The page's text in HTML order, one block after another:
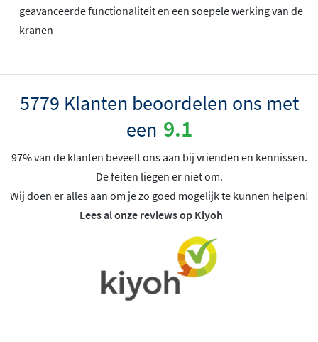
geavanceerde functionaliteit en een soepele werking van de
kranen
5779 Klanten beoordelen ons met
een 9.1
97% van de klanten beveelt ons aan bij vrienden en kennissen.
De feiten liegen er niet om.
Wij doen er alles aan om je zo goed mogelijk te kunnen helpen!
Lees al onze reviews op Kiyoh